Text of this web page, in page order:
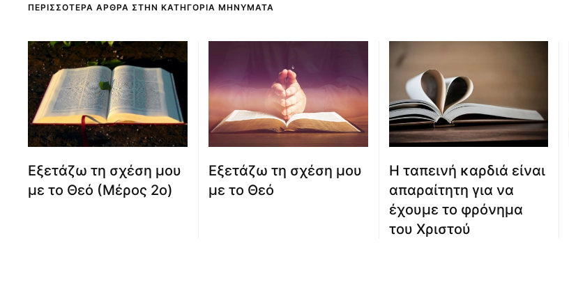
ΠΕΡΙΣΣΌΤΕΡΑ ΆΡΘΡΑ ΣΤΗΝ ΚΑΤΗΓΟΡΊΑ ΜΗΝΎΜΑΤΑ
Εξετάζω τη σχέση μου
με το Θεό (Μέρος 2ο)
Εξετάζω τη σχέση μου
με το Θεό
Η ταπεινή καρδιά είναι
απαραίτητη για να
έχουμε το φρόνημα
του Χριστού